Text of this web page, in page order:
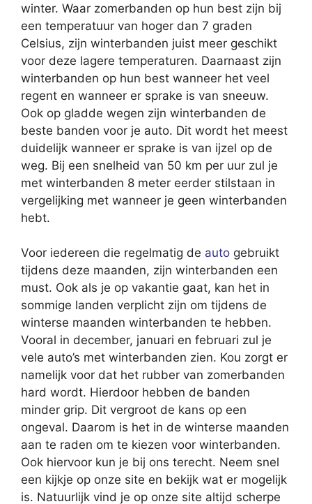
winter. Waar zomerbanden op hun best zijn bij
een temperatuur van hoger dan 7 graden
Celsius, zijn winterbanden juist meer geschikt
voor deze lagere temperaturen. Daarnaast zijn
winterbanden op hun best wanneer het veel
regent en wanneer er sprake is van sneeuw.
Ook op gladde wegen zijn winterbanden de
beste banden voor je auto. Dit wordt het meest
duidelijk wanneer er sprake is van ijzel op de
weg. Bij een snelheid van 50 km per uur zul je
met winterbanden 8 meter eerder stilstaan in
vergelijking met wanneer je geen winterbanden
hebt.
Voor iedereen die regelmatig de auto gebruikt
tijdens deze maanden, zijn winterbanden een
must. Ook als je op vakantie gaat, kan het in
sommige landen verplicht zijn om tijdens de
winterse maanden winterbanden te hebben.
Vooral in december, januari en februari zul je
vele auto’s met winterbanden zien. Kou zorgt er
namelijk voor dat het rubber van zomerbanden
hard wordt. Hierdoor hebben de banden
minder grip. Dit vergroot de kans op een
ongeval. Daarom is het in de winterse maanden
aan te raden om te kiezen voor winterbanden.
Ook hiervoor kun je bij ons terecht. Neem snel
een kijkje op onze site en bekijk wat er mogelijk
is. Natuurlijk vind je op onze site altijd scherpe